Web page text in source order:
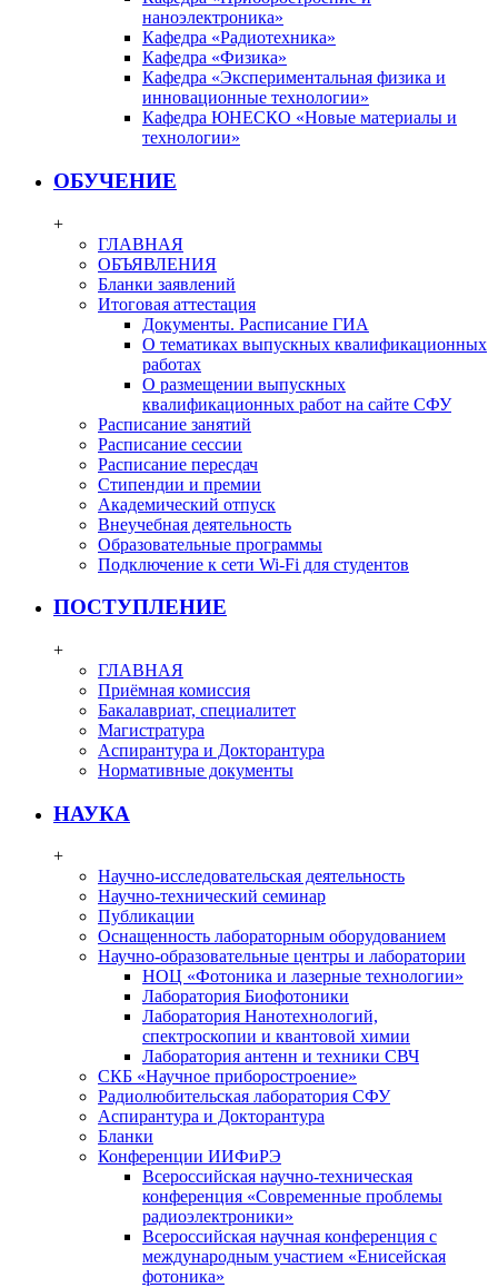
наноэлектроника»
Кафедра «Радиотехника»
Кафедра «Физика»
Кафедра «Экспериментальная физика и
инновационные технологии»
Кафедра ЮНЕСКО «Новые материалы и
технологии»
ОБУЧЕНИЕ
+
ГЛАВНАЯ
ОБЪЯВЛЕНИЯ
Бланки заявлений
Итоговая аттестация
Документы. Расписание ГИА
О тематиках выпускных квалификационных
работах
О размещении выпускных
квалификационных работ на сайте СФУ
Расписание занятий
Расписание сессии
Расписание пересдач
Стипендии и премии
Академический отпуск
Внеучебная деятельность
Образовательные программы
Подключение к сети Wi-Fi для студентов
ПОСТУПЛЕНИЕ
+
ГЛАВНАЯ
Приёмная комиссия
Бакалавриат, специалитет
Магистратура
Аспирантура и Докторантура
Нормативные документы
НАУКА
+
Научно-исследовательская деятельность
Научно-технический семинар
Публикации
Оснащенность лабораторным оборудованием
Научно-образовательные центры и лаборатории
НОЦ «Фотоника и лазерные технологии»
Лаборатория Биофотоники
Лаборатория Нанотехнологий,
спектроскопии и квантовой химии
Лаборатория антенн и техники СВЧ
СКБ «Научное приборостроение»
Радиолюбительская лаборатория СФУ
Аспирантура и Докторантура
Бланки
Конференции ИИФиРЭ
Всероссийская научно-техническая
конференция «Современные проблемы
радиоэлектроники»
Всероссийская научная конференция с
международным участием «Енисейская
фотоника»